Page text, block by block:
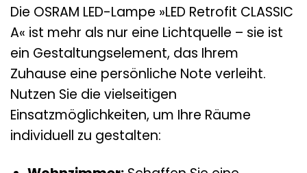
Die OSRAM LED-Lampe »LED Retrofit CLASSIC
A« ist mehr als nur eine Lichtquelle – sie ist
ein Gestaltungselement, das Ihrem
Zuhause eine persönliche Note verleiht.
Nutzen Sie die vielseitigen
Einsatzmöglichkeiten, um Ihre Räume
individuell zu gestalten: